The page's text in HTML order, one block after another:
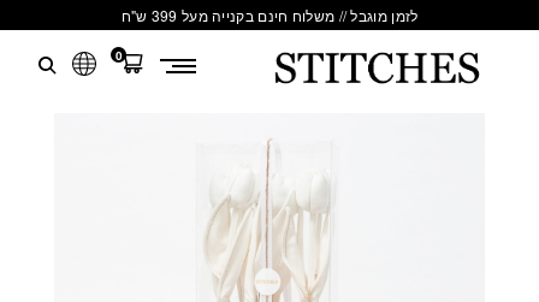
לזמן מוגבל // משלוח חינם בקנייה מעל 399 ש"ח
0